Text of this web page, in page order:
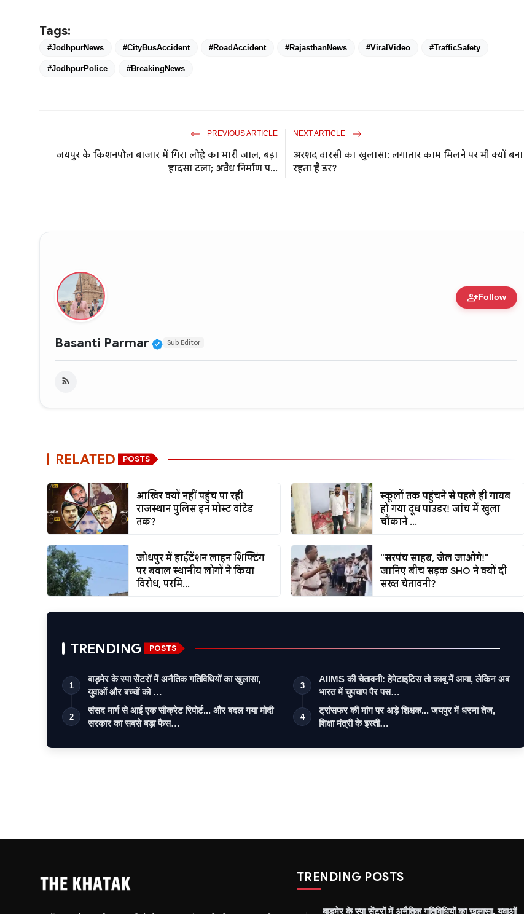
Tags:
#JodhpurNews #CityBusAccident #RoadAccident #RajasthanNews #ViralVideo #TrafficSafety
#JodhpurPolice #BreakingNews
PREVIOUS ARTICLE
जयपुर के किशनपोल बाजार में गिरा लोहे का भारी जाल, बड़ा
हादसा टला; अवैध निर्माण प...
NEXT ARTICLE
अरशद वारसी का खुलासा: लगातार काम मिलने पर भी क्यों बना
रहता है डर?
person_addFollow
Basanti Parmar Verified Public Figure • 11 Jun, 2026
Sub Editor
RELATED POSTS
आखिर क्यों नहीं पहुंच पा रही
राजस्थान पुलिस इन मोस्ट वांटेड
तक?
स्कूलों तक पहुंचने से पहले ही गायब
हो गया दूध पाउडर! जांच में खुला
चौंकाने ...
जोधपुर में हाईटेंशन लाइन शिफ्टिंग
पर बवाल स्थानीय लोगों ने किया
विरोध, परमि...
"सरपंच साहब, जेल जाओगे!"
जानिए बीच सड़क SHO ने क्यों दी
सख्त चेतावनी?
TRENDING POSTS
1
बाड़मेर के स्पा सेंटरों में अनैतिक गतिविधियों का खुलासा,
युवाओं और बच्चों को …
2
संसद मार्ग से आई एक सीक्रेट रिपोर्ट... और बदल गया मोदी
सरकार का सबसे बड़ा फैस…
3
AIIMS की चेतावनी: हेपेटाइटिस तो काबू में आया, लेकिन अब
भारत में चुपचाप पैर पस…
4
ट्रांसफर की मांग पर अड़े शिक्षक... जयपुर में धरना तेज,
शिक्षा मंत्री के इस्ती…
TRENDING POSTS
बाड़मेर के स्पा सेंटरों में अनैतिक गतिविधियों का खुलासा, युवाओं